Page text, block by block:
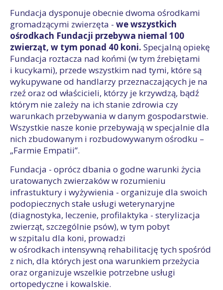
Fundacja dysponuje obecnie dwoma ośrodkami
gromadzącymi zwierzęta - we wszystkich
ośrodkach Fundacji przebywa niemal 100
zwierząt, w tym ponad 40 koni. Specjalną opiekę
Fundacja roztacza nad końmi (w tym źrebiętami
i kucykami), przede wszystkim nad tymi, które są
wykupywane od handlarzy przeznaczających je na
rzeź oraz od właścicieli, którzy je krzywdzą, bądź
którym nie zależy na ich stanie zdrowia czy
warunkach przebywania w danym gospodarstwie.
Wszystkie nasze konie przebywają w specjalnie dla
nich zbudowanym i rozbudowywanym ośrodku –
„Farmie Empatii”.
Fundacja - oprócz dbania o godne warunki życia
uratowanych zwierzaków w rozumieniu
infrastuktury i wyżywienia - organizuje dla swoich
podopiecznych stałe usługi weterynaryjne
(diagnostyka, leczenie, profilaktyka - sterylizacja
zwierząt, szczególnie psów), w tym pobyt
w szpitalu dla koni, prowadzi
w ośrodkach intensywną rehabilitację tych spośród
z nich, dla których jest ona warunkiem przeżycia
oraz organizuje wszelkie potrzebne usługi
ortopedyczne i kowalskie.